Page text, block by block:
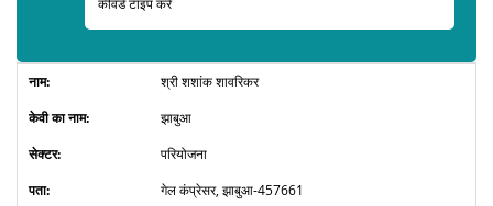
श्री शशांक शावरिकर
झाबुआ
परियोजना
गेल कंप्रेसर, झाबुआ-457661